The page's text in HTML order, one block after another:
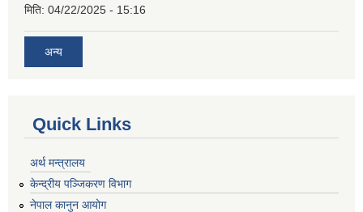
मिति: 04/22/2025 - 15:16
अन्य
Quick Links
अर्थ मन्त्रालय
केन्द्रीय पञ्जिकरण विभाग
नेपाल कानुन आयोग